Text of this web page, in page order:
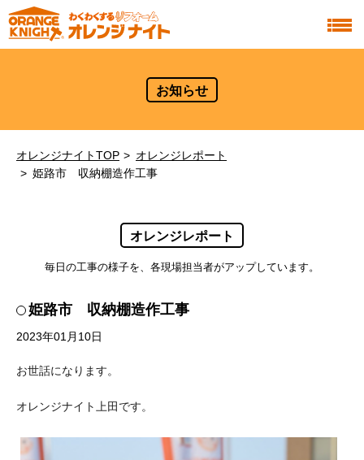
お知らせ
オレンジナイトTOP
オレンジレポート
姫路市 収納棚造作工事
オレンジレポート
毎日の工事の様子を、各現場担当者がアップしています。
姫路市 収納棚造作工事
2023年01月10日
お世話になります。
オレンジナイト上田です。